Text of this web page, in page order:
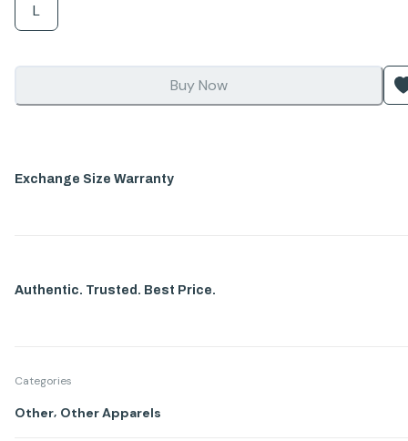
L
Buy Now
Exchange Size Warranty
Authentic. Trusted. Best Price.
Categories
Other, Other Apparels